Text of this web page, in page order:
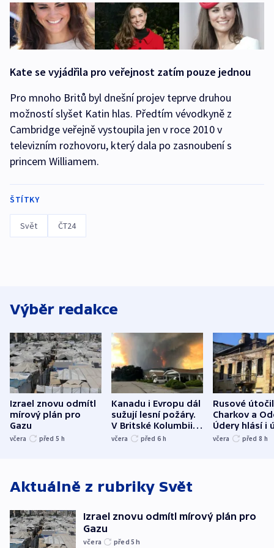
Kate se vyjádřila pro veřejnost zatím pouze jednou
Pro mnoho Britů byl dnešní projev teprve druhou
možností slyšet Katin hlas. Předtím vévodkyně z
Cambridge veřejně vystoupila jen v roce 2010 v
televizním rozhovoru, který dala po zasnoubení s
princem Williamem.
ŠTÍTKY
Svět ČT24
Výběr redakce
Izrael znovu odmítl
mírový plán pro
Gazu
včera před 5 h
Kanadu i Evropu dál
sužují lesní požáry.
V Britské Kolumbii
evakuovali tisíce lidí
včera před 6 h
Rusové
Charkov a
Údery hlásí i
Bělgorodu
včera před 8 h
Aktuálně z rubriky Svět
Izrael znovu odmítl mírový plán pro
Gazu
včera před 5h